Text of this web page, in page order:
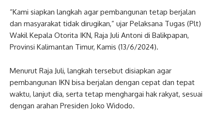
“Kami siapkan langkah agar pembangunan tetap berjalan
dan masyarakat tidak dirugikan,” ujar Pelaksana Tugas (Plt)
Wakil Kepala Otorita IKN, Raja Juli Antoni di Balikpapan,
Provinsi Kalimantan Timur, Kamis (13/6/2024).
Menurut Raja Juli, langkah tersebut disiapkan agar
pembangunan IKN bisa berjalan dengan cepat dan tepat
waktu, lanjut dia, serta tetap menghargai hak rakyat, sesuai
dengan arahan Presiden Joko Widodo.